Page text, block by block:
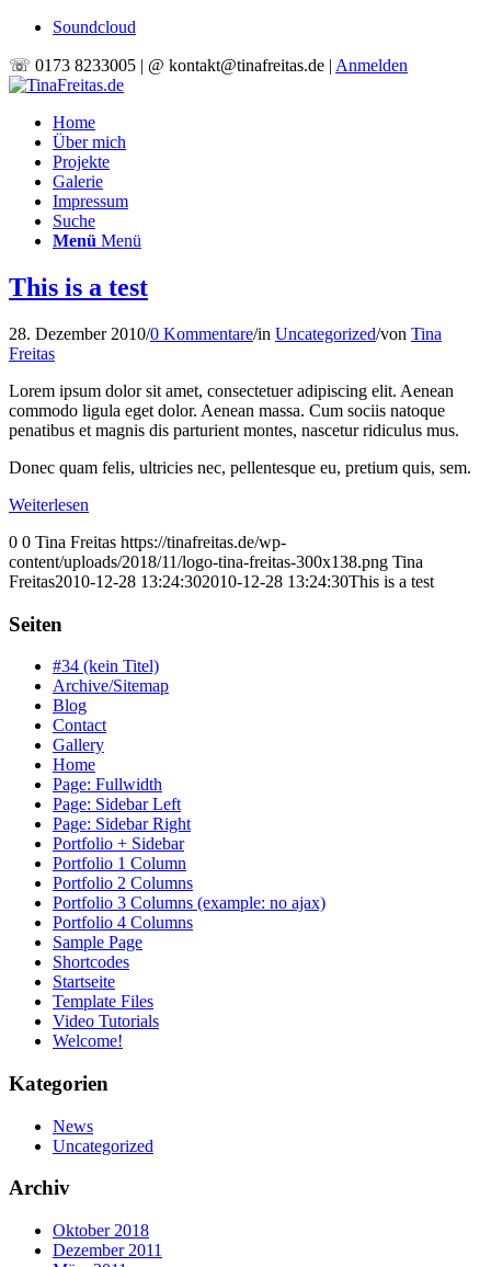
Soundcloud
☏ 0173 8233005 | @ kontakt@tinafreitas.de | Anmelden
Home
Über mich
Projekte
Galerie
Impressum
Suche
Menü Menü
This is a test
28. Dezember 2010/0 Kommentare/in Uncategorized/von Tina
Freitas
Lorem ipsum dolor sit amet, consectetuer adipiscing elit. Aenean
commodo ligula eget dolor. Aenean massa. Cum sociis natoque
penatibus et magnis dis parturient montes, nascetur ridiculus mus.
Donec quam felis, ultricies nec, pellentesque eu, pretium quis, sem.
Weiterlesen
0 0 Tina Freitas https://tinafreitas.de/wp-
content/uploads/2018/11/logo-tina-freitas-300x138.png Tina
Freitas2010-12-28 13:24:302010-12-28 13:24:30This is a test
Seiten
#34 (kein Titel)
Archive/Sitemap
Blog
Contact
Gallery
Home
Page: Fullwidth
Page: Sidebar Left
Page: Sidebar Right
Portfolio + Sidebar
Portfolio 1 Column
Portfolio 2 Columns
Portfolio 3 Columns (example: no ajax)
Portfolio 4 Columns
Sample Page
Shortcodes
Startseite
Template Files
Video Tutorials
Welcome!
Kategorien
News
Uncategorized
Archiv
Oktober 2018
Dezember 2011